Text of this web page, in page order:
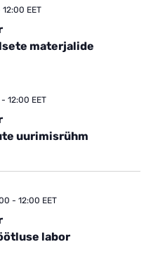
materjalide
12:00 EET
uurimisrühm
- 12:00 EET
labor
- 12:00 EET